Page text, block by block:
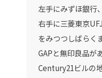
左手にみずほ銀行
右手に三菱東京
をみつつしばらく
GAPと無印良品が
Century21ビルの